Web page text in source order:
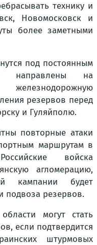
технику и
Новомосковск и
более заметными
под постоянным
направлены на
резервов перед
и Гуляйполю.
повторные атаки
маршрутам в
войска
агломерацию,
кампании будет
подвоза резервов.
могут стать
если подтвердится
штурмовых